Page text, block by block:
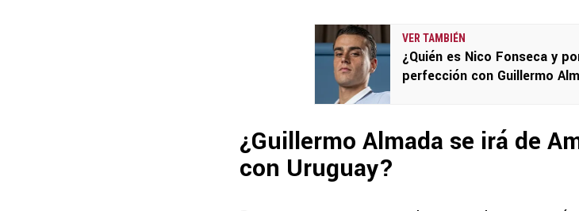
VER TAMBIÉN
¿Quién es Nico Fonseca y
perfección con Guillermo
¿Guillermo Almada se irá de
con Uruguay?